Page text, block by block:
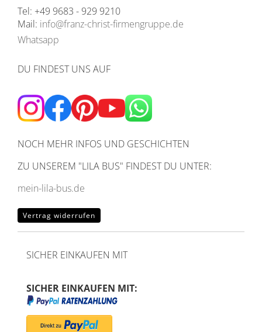
Tel: +49 9683 - 929 9210
Mail: info@franz-christ-firmengruppe.de
Whatsapp
DU FINDEST UNS AUF
NOCH MEHR INFOS UND GESCHICHTEN
ZU UNSEREM "LILA BUS" FINDEST DU UNTER:
mein-lila-bus.de
Vertrag widerrufen
SICHER EINKAUFEN MIT
SICHER EINKAUFEN MIT: